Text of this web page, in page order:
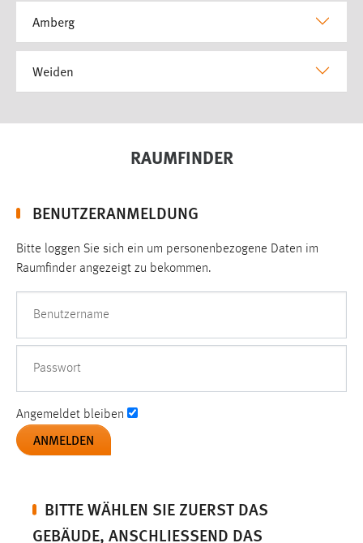
Amberg
Weiden
RAUMFINDER
BENUTZERANMELDUNG
Bitte loggen Sie sich ein um personenbezogene Daten im
Raumfinder angezeigt zu bekommen.
Benutzername
Passwort
Angemeldet bleiben
BITTE WÄHLEN SIE ZUERST DAS
GEBÄUDE, ANSCHLIESSEND DAS S
Einverständnis
cookie_consent
Performance
Name:
staticfilecache
Zweck:
Für performante Seitenauslieferung wird in diesem Cookie
Sprachpräferenz
Name:
site-language-preference
Das Cookie speichert die gewählte Sprache der Website.
Cookie Laufzeit: